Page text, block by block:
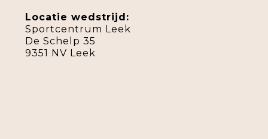
Locatie wedstrijd:
Sportcentrum Leek
De Schelp 35
9351 NV Leek